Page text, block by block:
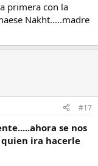
primera con la
Nakht.....madre
#17
se nos
quien ira hacerle